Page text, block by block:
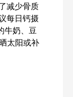
减少骨质
每日钙摄
牛奶、豆
太阳或补